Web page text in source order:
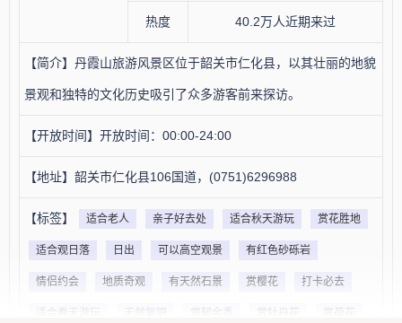
热度 40.2万人近期来过
【简介】丹霞山旅游风景区位于韶关市仁化县，以其壮丽的地貌
景观和独特的文化历史吸引了众多游客前来探访。
【开放时间】开放时间：00:00-24:00
【地址】韶关市仁化县106国道，(0751)6296988
【标签】 适合老人 亲子好去处 适合秋天游玩 赏花胜地
适合观日落 日出 可以高空观景 有红色砂砾岩
情侣约会 地质奇观 有天然石景 赏樱花 打卡必去
适合春天游玩 赏郁金香 赏牡丹花 赏荷花